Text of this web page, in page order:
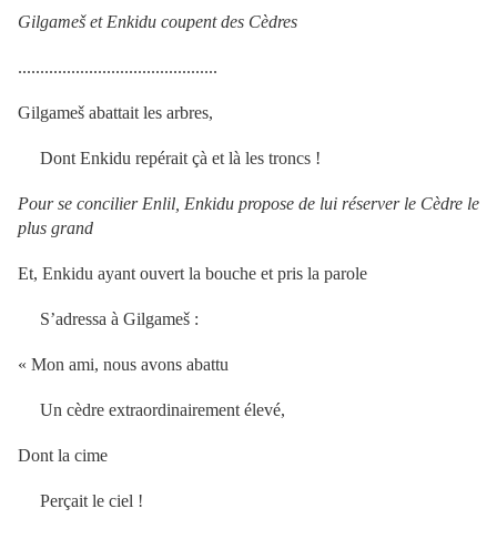
Gilgameš et Enkidu coupent des Cèdres
.............................................
Gilgameš abattait les arbres,
Dont Enkidu repérait çà et là les troncs !
Pour se concilier Enlil, Enkidu propose de lui réserver le Cèdre le
plus grand
Et, Enkidu ayant ouvert la bouche et pris la parole
S’adressa à Gilgameš :
« Mon ami, nous avons abattu
Un cèdre extraordinairement élevé,
Dont la cime
Perçait le ciel !